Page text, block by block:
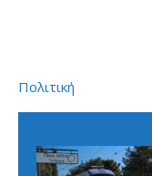
Πολιτική